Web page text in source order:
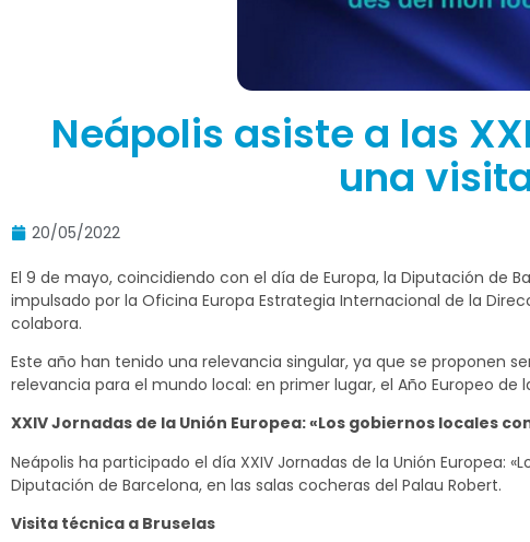
Neápolis asiste a las
una
20/05/2022
El 9 de mayo, coincidiendo con el día de Europa, la Diputación de
impulsado por la Oficina Europa Estrategia Internacional de la
colabora.
Este año han tenido una relevancia singular, ya que se proponen
relevancia para el mundo local: en primer lugar, el Año Europeo
XXIV Jornadas de la Unión Europea: «Los gobiernos locales
Neápolis ha participado el día XXIV Jornadas de la Unión Europea:
Diputación de Barcelona, en las salas cocheras del Palau Robert.
Visita técnica a Bruselas